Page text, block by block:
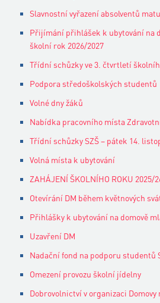
Slavnostní vyřazení absolventů
Přijímání přihlášek k ubytování na
školní rok 2026/2027
Třídní schůzky ve 3. čtvrtletí
Podpora středoškolských studentů
Volné dny žáků
Nabídka pracovního místa
Třídní schůzky SZŠ – pátek 14.
Volná místa k ubytování
ZAHÁJENÍ ŠKOLNÍHO ROKU 2025/
Otevírání DM během květnových
Přihlášky k ubytování na domově
Uzavření DM
Nadační fond na podporu studentů
Omezení provozu školní jídelny
Dobrovolnictví v organizaci Domovy